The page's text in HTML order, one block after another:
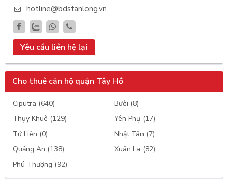
hotline@bdstanlong.vn
Yêu cầu liên hệ lại
Cho thuê căn hộ quận Tây Hồ
Ciputra (640)
Bưởi (8)
Thụy Khuê (129)
Yên Phụ (17)
Tứ Liên (0)
Nhật Tân (7)
Quảng An (138)
Xuân La (82)
Phú Thượng (92)